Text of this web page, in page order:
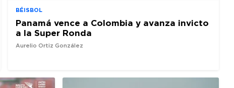
BÉISBOL
Panamá vence a Colombia y avanza invicto
a la Super Ronda
Aurelio Ortiz González